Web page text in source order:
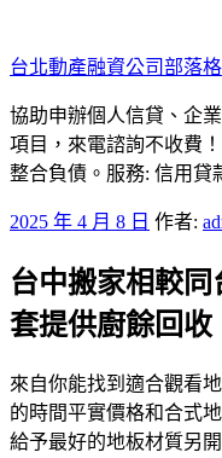
至
主
要
內
容
台北動產融資公司部落格
協助申辦個人信貸、企
項目，來電諮詢不收費
整合負債。服務: 信用貸
發
於
2025 年 4 月 8 日 作者:
台中搬家相較
套提供廚餘回收
來自你能找到適合觀看
的時間平實價格和合式
給予最好的地板材質另